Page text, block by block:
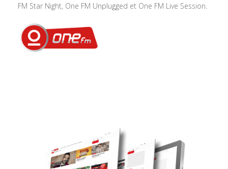
FM Star Night, One FM Unplugged et One FM Live Session.